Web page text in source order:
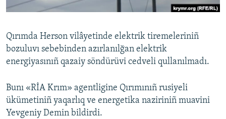
Qırımda Herson vilâyetinde elektrik tiremeleriniñ
bozuluvı sebebinden azırlanılğan elektrik
energiyasınıñ qazaiy söndürüvi cedveli qullanılmadı.
Bunı «RİA Krım» agentligine Qırımınıñ rusiyeli
ükümetiniñ yaqarlıq ve energetika naziriniñ muavini
Yevgeniy Demin bildirdi.